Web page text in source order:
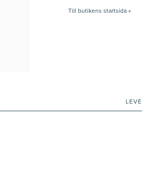
Till butikens startsida »